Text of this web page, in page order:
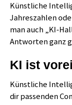
Künstliche
Jahreszahlen
man auch „KI-
Antworten ganz
KI ist
Künstliche
dir passenden